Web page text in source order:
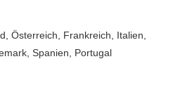
Österreich, Frankreich, Italien,
Spanien, Portugal